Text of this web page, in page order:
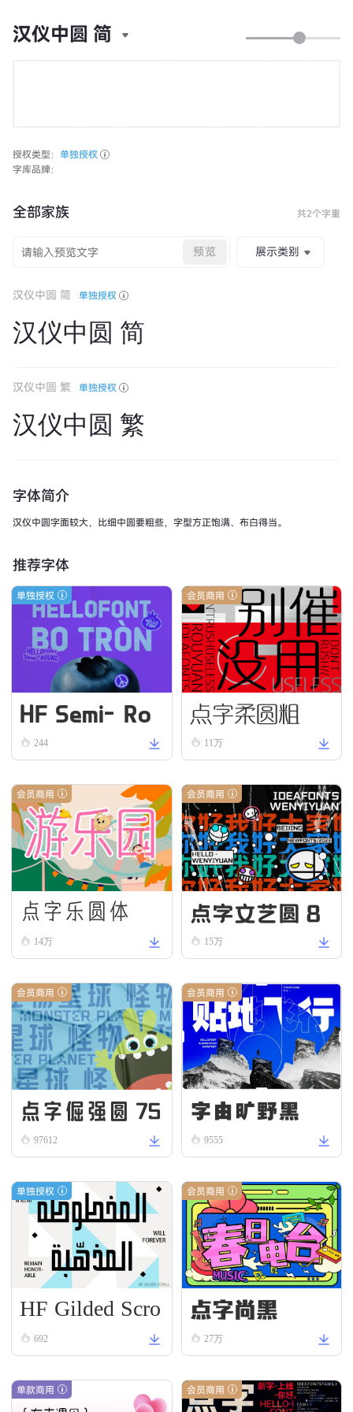
汉仪中圆 简
授权类型： 单独授权
字库品牌：
全部家族 共2个字重
预览 展示类别
汉仪中圆 简 单独授权
汉仪中圆 简
汉仪中圆 繁 单独授权
汉仪中圆 繁
字体简介
汉仪中圆字面较大，比细中圆要粗些，字型方正饱满、布白得当。
推荐字体
单独授权
HF Semi-Ro
und VN Bold
244
会员商用
点字柔圆粗
11万
会员商用
点字乐圆体
14万
会员商用
点字文艺圆 8
515万
会员商用
点字倔强圆 75
97612
会员商用
字由旷野黑
9555
单独授权
HF Gilded Scro
ll692
会员商用
点字尚黑
27万
单款商用 会员商用